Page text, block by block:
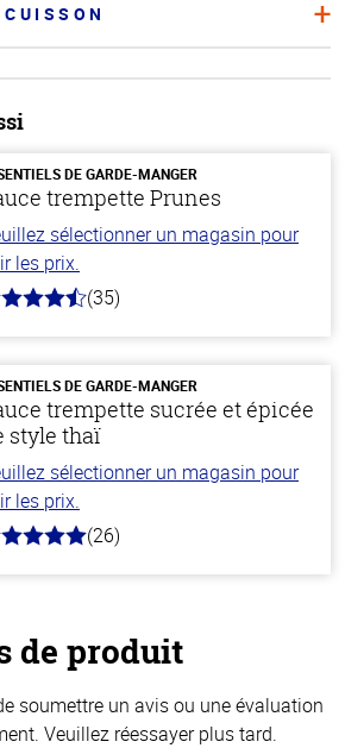
DE GARDE-MANGER
trempette Prunes
sélectionner un magasin pour
les prix.
(35)
DE GARDE-MANGER
trempette sucrée et épicée
style thaï
sélectionner un magasin pour
les prix.
(26)
de produit
soumettre un avis ou une évaluation
Veuillez réessayer plus tard.